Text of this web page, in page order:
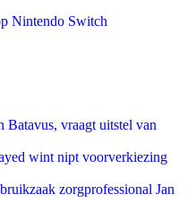
Nintendo Switch
Batavus, vraagt uitstel van
wint nipt voorverkiezing
zorgprofessional Jan